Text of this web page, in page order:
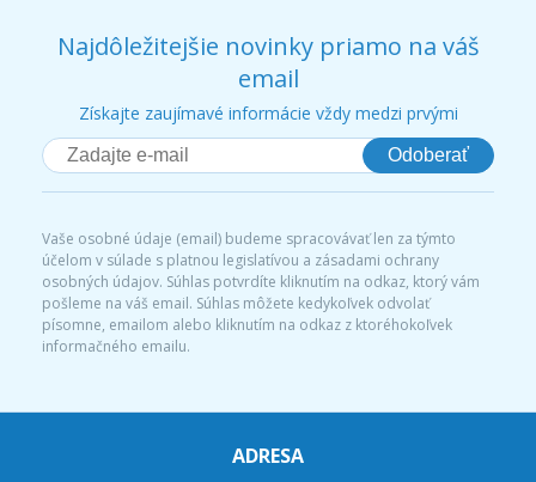
Najdôležitejšie novinky priamo na váš
email
Získajte zaujímavé informácie vždy medzi prvými
Odoberať
Vaše osobné údaje (email) budeme spracovávať len za týmto
účelom v súlade s platnou legislatívou a zásadami ochrany
osobných údajov. Súhlas potvrdíte kliknutím na odkaz, ktorý vám
pošleme na váš email. Súhlas môžete kedykoľvek odvolať
písomne, emailom alebo kliknutím na odkaz z ktoréhokoľvek
informačného emailu.
ADRESA